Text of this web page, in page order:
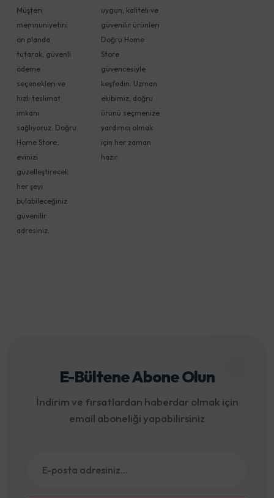
Müşteri
memnuniyetini
ön planda
tutarak, güvenli
ödeme
seçenekleri ve
hızlı teslimat
imkanı
sağlıyoruz. Doğru
Home Store,
evinizi
güzelleştirecek
her şeyi
bulabileceğiniz
güvenilir
adresiniz.
uygun, kaliteli ve
güvenilir ürünleri
Doğru Home
Store
güvencesiyle
keşfedin. Uzman
ekibimiz, doğru
ürünü seçmenize
yardımcı olmak
için her zaman
hazır.
E-Bültene Abone Olun
İndirim ve fırsatlardan haberdar olmak için
email aboneliği yapabilirsiniz